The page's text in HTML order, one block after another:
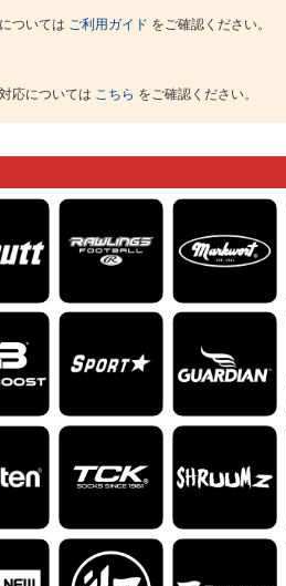
ついては ご利用ガイド をご確認ください。
応については こちら をご確認ください。